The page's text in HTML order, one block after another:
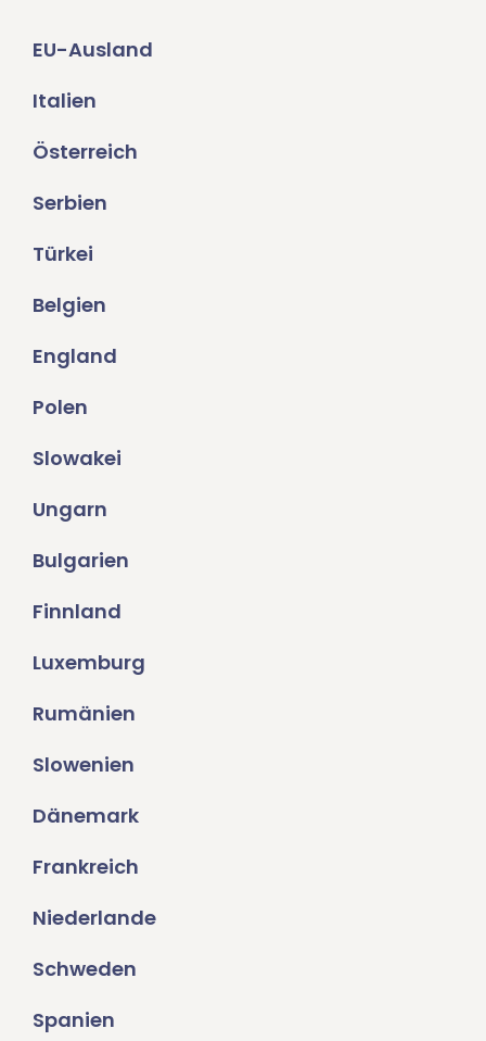
EU-Ausland
Italien
Österreich
Serbien
Türkei
Belgien
England
Polen
Slowakei
Ungarn
Bulgarien
Finnland
Luxemburg
Rumänien
Slowenien
Dänemark
Frankreich
Niederlande
Schweden
Spanien